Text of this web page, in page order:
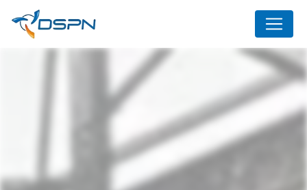
Panneau de gestion des cookies